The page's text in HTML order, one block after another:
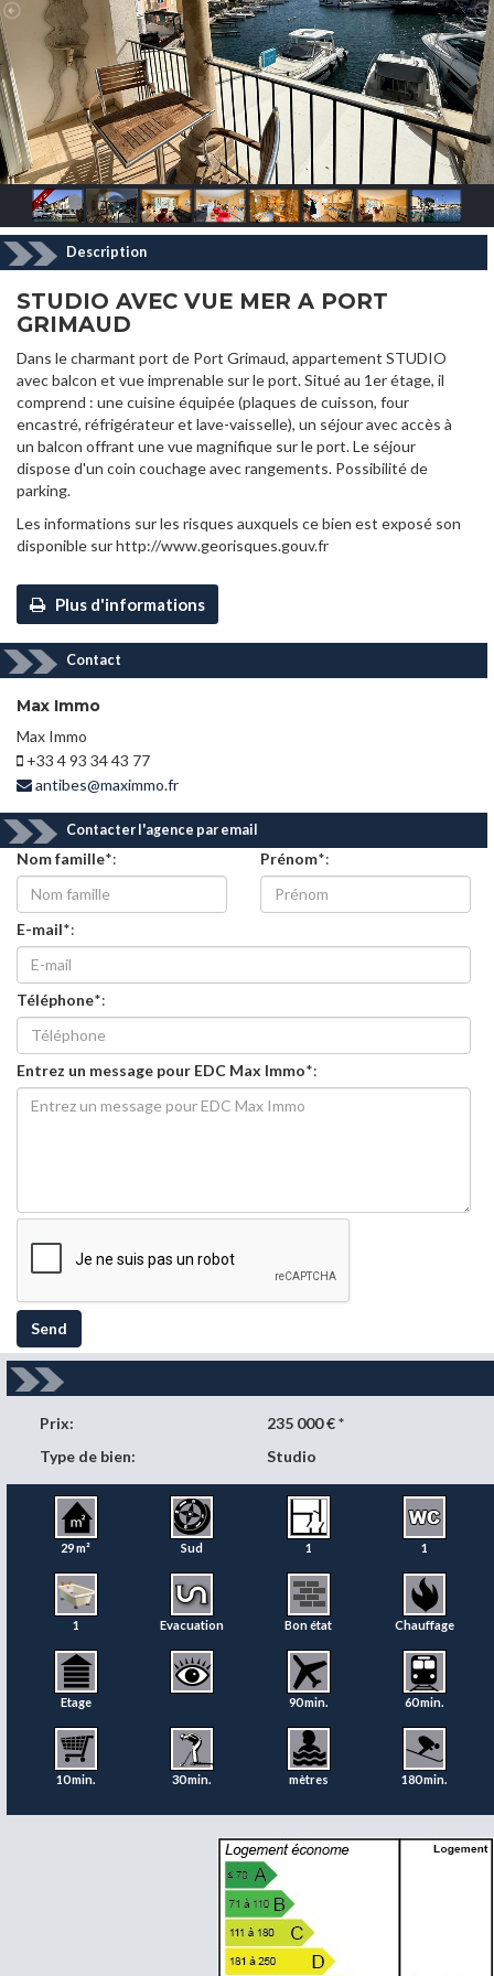
Description
STUDIO AVEC VUE MER A PORT
GRIMAUD
Dans le charmant port de Port Grimaud, appartement STUDIO
avec balcon et vue imprenable sur le port. Situé au 1er étage, il
comprend : une cuisine équipée (plaques de cuisson, four
encastré, réfrigérateur et lave-vaisselle), un séjour avec accès à
un balcon offrant une vue magnifique sur le port. Le séjour
dispose d'un coin couchage avec rangements. Possibilité de
parking.
Les informations sur les risques auxquels ce bien est exposé son
disponible sur http://www.georisques.gouv.fr
Plus d'informations
Contact
Max Immo
Max Immo
+33 4 93 34 43 77
antibes@maximmo.fr
Contacter l'agence par email
Nom famille*: Prénom*:
E-mail*:
Téléphone*:
Entrez un message pour EDC Max Immo*:
Send
Prix:
235 000 € *
Type de bien:
Studio
29 m² Sud 1 1
1 Evacuation Bon état Chauffage
Etage 90 min. 60 min.
10 min. 30 min. mètres 180 min.